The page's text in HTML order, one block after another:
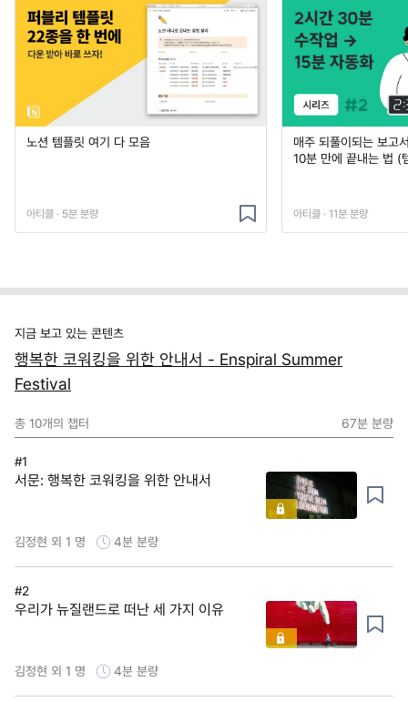
노션 템플릿 여기 다 모음
아티클 · 5분 분량
매주 되풀이되는 보고
10분 만에 끝내는 법 (
아티클 · 11분 분량
지금 보고 있는 콘텐츠
행복한 코워킹을 위한 안내서 - Enspiral Summer
Festival
총 10개의 챕터 67분 분량
#1
서문: 행복한 코워킹을 위한 안내서
김정현 외 1 명 4분 분량
#2
우리가 뉴질랜드로 떠난 세 가지 이유
김정현 외 1 명 4분 분량